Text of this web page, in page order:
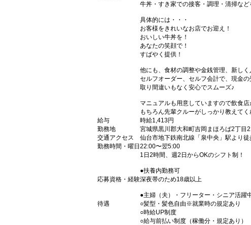
牛丼・すき家での接客・調理・清掃など
具体的には・・・
お客様をきれいなお店でお迎え！
おいしい牛丼を！
あなたの笑顔で！
すばやく提供！
他にも、食材の調整や金銭管理、新し
セルフオーダー、セルフ会計で、現金
取り間違いもなく安心でスムーズ♪
マニュアルも用意していますので飲食店
もちろん先輩クルーがしっかり教えてく
給与
時給1,413円
勤務地
宮城県黒川郡大和町吉岡まほろば2丁目
交通アクセス
仙台市地下鉄南北線「泉中央」駅より
勤務時間・曜日 22:00〜翌5:00
1日2時間、週2日からOKのシフト制！
●扶養内勤務可
応募資格・経験深夜帯のため18歳以上
●主婦（夫）・フリーター・シニア活躍
待遇
○髪型・髪色自由※就業時の規定あり
○時給UP制度
○給与前払い制度（稼働分・規定あり）